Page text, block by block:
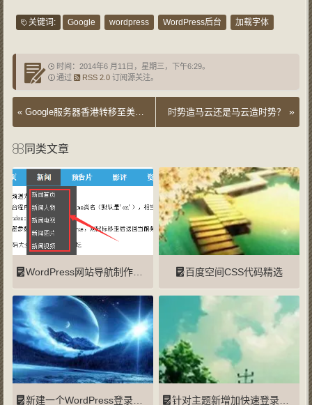
关键词: Google wordpress WordPress后台 加载字体
时间：2014年6 月11日，星期三，下午6:29。
通过
RSS 2.0订阅源关注。
« Google服务器香港转移至美国的影响和解决方法 时势造马云还是马云造时势？ »
同类文章
WordPress网站导航制作二级下拉菜单的方法 百度空间CSS代码精选
新建一个WordPress登录页面 针对主题新增加快速登录边栏的方法